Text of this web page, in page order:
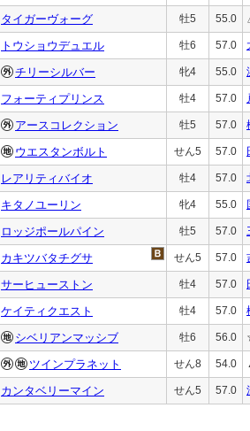
タイガーヴォーグ 牡5 55.0
トウショウデュエル 牡6 57.0
チリーシルバー 牝4 55.0
フォーティプリンス 牡4 57.0
アースコレクション 牡5 57.0
ウエスタンボルト せん5 57.0
レアリティバイオ 牡4 57.0
キタノユーリン 牝4 55.0
ロッジポールパイン 牡5 57.0
カキツバタチグサ せん5 57.0
サーヒューストン 牡4 57.0
ケイティクエスト 牡4 57.0
シベリアンマッシブ 牡6 56.0
ツインプラネット せん8 54.0
カンタベリーマイン せん5 57.0